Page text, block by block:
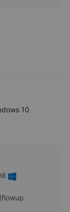
10
flowup